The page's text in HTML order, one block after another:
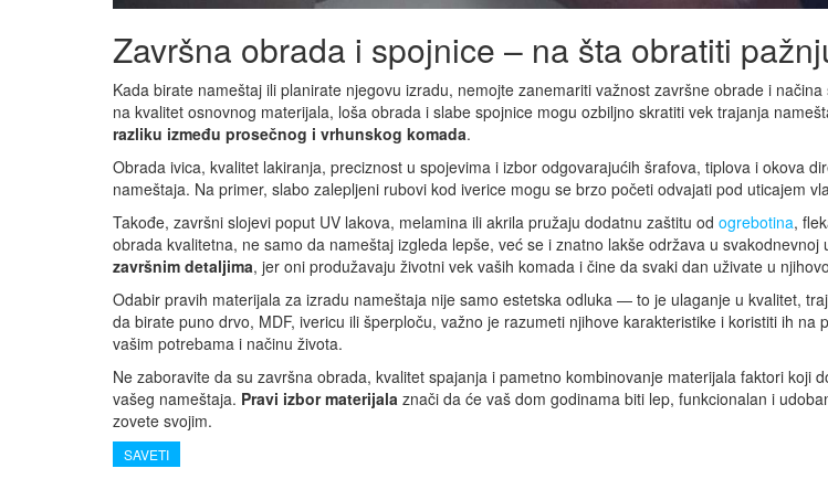
Završna obrada i spojnice – na šta obratiti
Kada birate nameštaj ili planirate njegovu izradu, nemojte zanemariti važnost završne obrade i
na kvalitet osnovnog materijala, loša obrada i slabe spojnice mogu ozbiljno skratiti vek trajanja
razliku između prosečnog i vrhunskog komada.
Obrada ivica, kvalitet lakiranja, preciznost u spojevima i izbor odgovarajućih šrafova, tiplova i okova
nameštaja. Na primer, slabo zalepljeni rubovi kod iverice mogu se brzo početi odvajati pod uticajem
Takođe, završni slojevi poput UV lakova, melamina ili akrila pružaju dodatnu zaštitu od ogrebotina,
obrada kvalitetna, ne samo da nameštaj izgleda lepše, već se i znatno lakše održava u svakodnevnoj
završnim detaljima, jer oni produžavaju životni vek vaših komada i čine da svaki dan uživate u
Odabir pravih materijala za izradu nameštaja nije samo estetska odluka — to je ulaganje u kvalitet,
da birate puno drvo, MDF, ivericu ili šperploču, važno je razumeti njihove karakteristike i koristiti ih na
vašim potrebama i načinu života.
Ne zaboravite da su završna obrada, kvalitet spajanja i pametno kombinovanje materijala faktori koji
vašeg nameštaja. Pravi izbor materijala znači da će vaš dom godinama biti lep, funkcionalan i
zovete svojim.
SAVETI